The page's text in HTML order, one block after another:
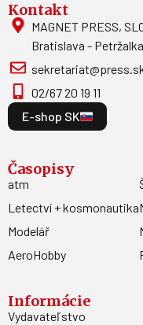
Kontakt
MAGNET PRESS,
Bratislava - Petržalka
02/67 20 19 11
E-shop SK
Časopisy
atm
Letectví + kosmonautika
Modelář
AeroHobby
Informácie
Vydavateľstvo